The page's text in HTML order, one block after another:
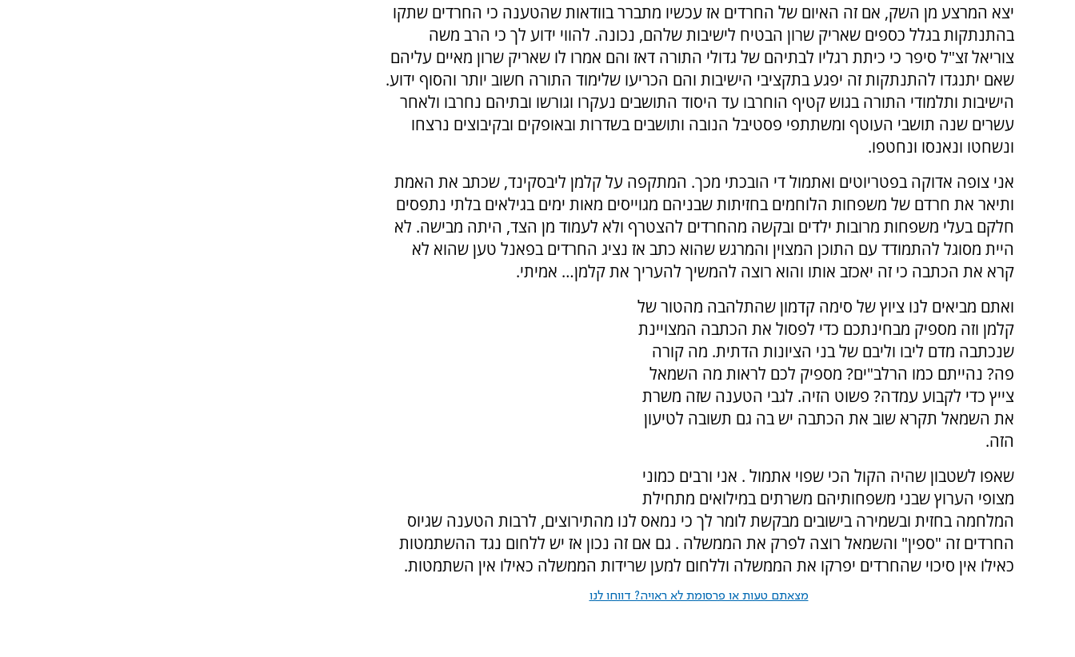
יצא המרצע מן השק, אם זה האיום של החרדים אז עכשיו מתברר בוודאות שהטענה כי החרדים שתקו
בהתנתקות בגלל כספים שאריק שרון הבטיח לישיבות שלהם, נכונה. להווי ידוע לך כי הרב משה
צוריאל זצ"ל סיפר כי כיתת רגליו לבתיהם של גדולי התורה דאז והם אמרו לו שאריק שרון מאיים עליהם
שאם יתנגדו להתנתקות זה יפגע בתקציבי הישיבות והם הכריעו שלימוד התורה חשוב יותר והסוף ידוע.
הישיבות ותלמודי התורה בגוש קטיף הוחרבו עד היסוד התושבים נעקרו וגורשו ובתיהם נחרבו ולאחר
עשרים שנה תושבי העוטף ומשתתפי פסטיבל הנובה ותושבים בשדרות ובאופקים ובקיבוצים נרצחו
ונשחטו ונאנסו ונחטפו.
אני צופה אדוקה בפטריוטים ואתמול די הובכתי מכך. המתקפה על קלמן ליבסקינד, שכתב את האמת
ותיאר את חרדם של משפחות הלוחמים בחזיתות שבניהם מגוייסים מאות ימים בגילאים בלתי נתפסים
חלקם בעלי משפחות מרובות ילדים ובקשה מהחרדים להצטרף ולא לעמוד מן הצד, היתה מבישה. לא
היית מסוגל להתמודד עם התוכן המצוין והמרגש שהוא כתב אז נציג החרדים בפאנל טען שהוא לא
קרא את הכתבה כי זה יאכזב אותו והוא רוצה להמשיך להעריך את קלמן… אמיתי.
ואתם מביאים לנו ציוץ של סימה קדמון שהתלהבה מהטור של
קלמן וזה מספיק מבחינתכם כדי לפסול את הכתבה המצויינת
שנכתבה מדם ליבו וליבם של בני הציונות הדתית. מה קורה
פה? נהייתם כמו הרלב"ים? מספיק לכם לראות מה השמאל
צייץ כדי לקבוע עמדה? פשוט הזיה. לגבי הטענה שזה משרת
את השמאל תקרא שוב את הכתבה יש בה גם תשובה לטיעון
הזה.
שאפו לשטבון שהיה הקול הכי שפוי אתמול . אני ורבים כמוני
מצופי הערוץ שבני משפחותיהם משרתים במילואים מתחילת
המלחמה בחזית ובשמירה בישובים מבקשת לומר לך כי נמאס לנו מהתירוצים, לרבות הטענה שגיוס
החרדים זה "ספין" והשמאל רוצה לפרק את הממשלה . גם אם זה נכון אז יש ללחום נגד ההשתמטות
כאילו אין סיכוי שהחרדים יפרקו את הממשלה וללחום למען שרידות הממשלה כאילו אין השתמטות.
מצאתם טעות או פרסומת לא ראויה? דווחו לנו